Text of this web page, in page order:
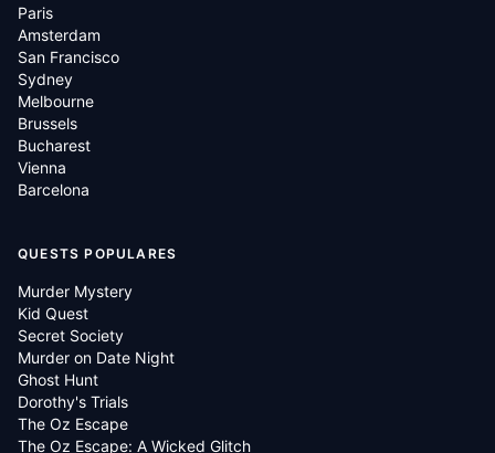
Paris
Amsterdam
San Francisco
Sydney
Melbourne
Brussels
Bucharest
Vienna
Barcelona
QUESTS POPULARES
Murder Mystery
Kid Quest
Secret Society
Murder on Date Night
Ghost Hunt
Dorothy's Trials
The Oz Escape
The Oz Escape: A Wicked Glitch